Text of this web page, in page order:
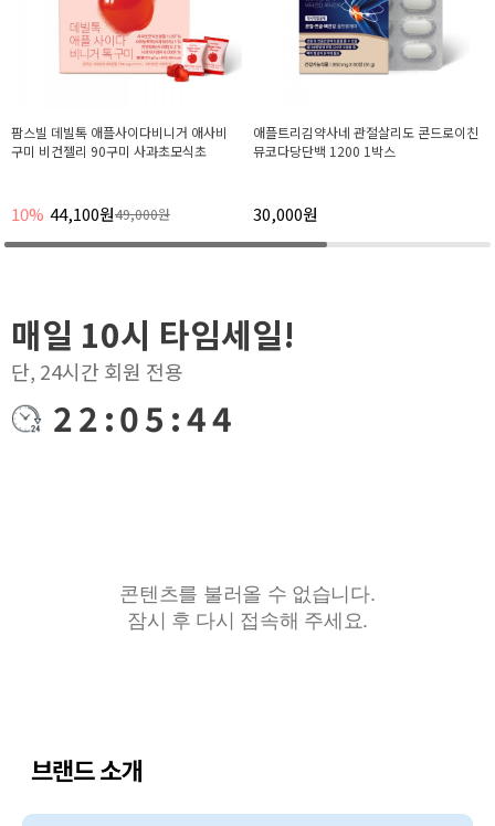
팜스빌 데빌톡 애플사이다비니거 애사비
구미 비건젤리 90구미 사과초모식초
10% 44,100원49,000원
애플트리김약사네 관절살리도 콘드로이친
뮤코다당단백 1200 1박스
30,000원
매일 10시 타임세일!
단, 24시간 회원 전용
22:05:43
콘텐츠를 불러올 수 없습니다.
잠시 후 다시 접속해 주세요.